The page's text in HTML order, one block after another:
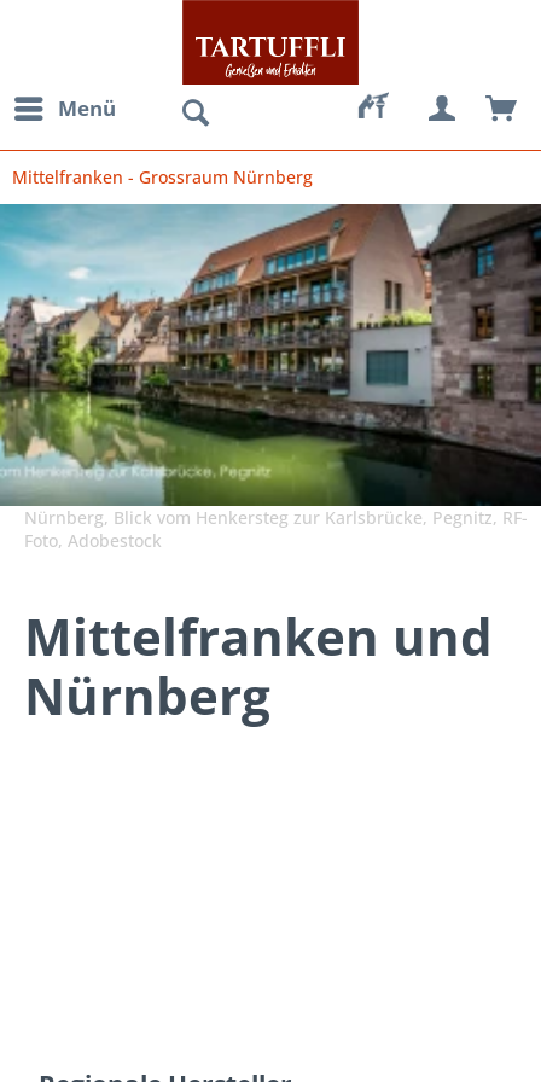
Menü
Mittelfranken - Grossraum Nürnberg
Nürnberg, Blick vom Henkersteg zur Karlsbrücke, Pegnitz, RF-
Foto, Adobestock
Mittelfranken und
Nürnberg